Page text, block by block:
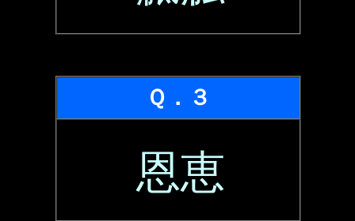
Ｑ．３
恩恵